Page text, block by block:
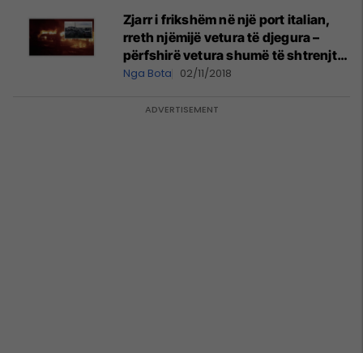
Zjarr i frikshëm në një port italian,
rreth njëmijë vetura të djegura –
përfshirë vetura shumë të shtrenjta
(Video)
Nga Bota 02/11/2018